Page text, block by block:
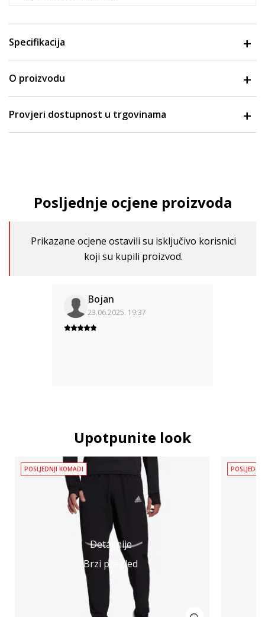
Specifikacija
O proizvodu
Provjeri dostupnost u trgovinama
Posljednje ocjene proizvoda
Prikazane ocjene ostavili su isključivo korisnici
koji su kupili proizvod.
Bojan
23.06.2025. 19:37
Upotpunite look
Detaljnije
Brzi pregled
POSLJEDNJI KOMADI